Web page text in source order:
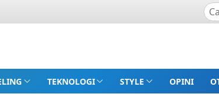
TEKNOLOGI STYLE OPINI